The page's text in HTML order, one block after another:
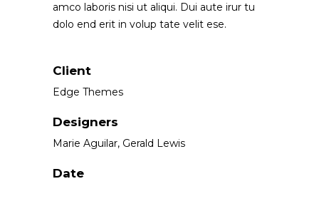
amco laboris nisi ut aliqui. Dui aute irur tu
dolo end erit in volup tate velit ese.
Client
Edge Themes
Designers
Marie Aguilar, Gerald Lewis
Date